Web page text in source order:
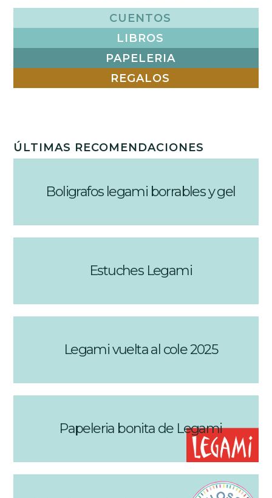
CUENTOS
LIBROS
PAPELERIA
REGALOS
ÚLTIMAS RECOMENDACIONES
Boligrafos legami borrables y gel
Estuches Legami
Legami vuelta al cole 2025
Papeleria bonita de Legami